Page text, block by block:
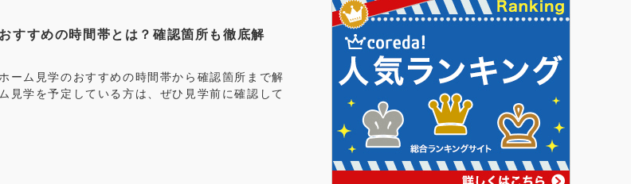
すすめの時間帯とは？確認箇所も徹底解
ーム見学のおすすめの時間帯から確認箇所まで解
見学を予定している方は、ぜひ見学前に確認して